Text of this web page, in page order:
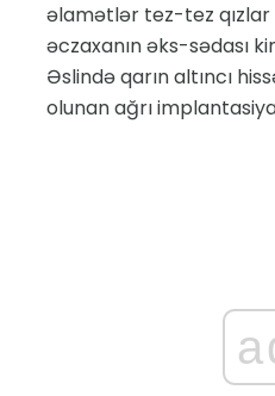
əlamətlər tez-tez
əczaxanın əks-sədası
Əslində qarın altıncı
olunan ağrı